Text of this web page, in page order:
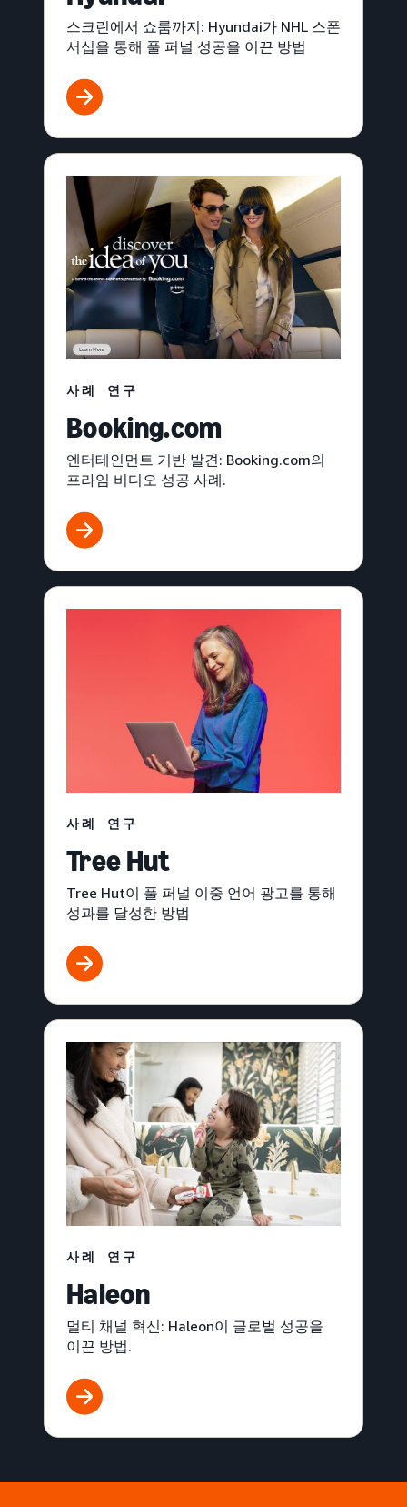
스크린에서 쇼룸까지: Hyundai가 NHL 스폰
서십을 통해 풀 퍼널 성공을 이끈 방법
사례 연구
Booking.com
엔터테인먼트 기반 발견: Booking.com의
프라임 비디오 성공 사례.
사례 연구
Tree Hut
Tree Hut이 풀 퍼널 이중 언어 광고를 통해
성과를 달성한 방법
사례 연구
Haleon
멀티 채널 혁신: Haleon이 글로벌 성공을
이끈 방법.